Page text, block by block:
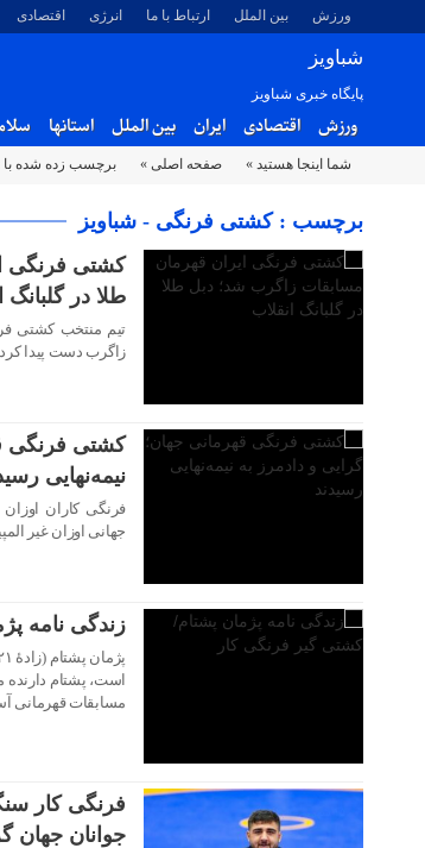
ورزش بین الملل ارتباط با ما انرژی اقتصادی
شباویز
پایگاه خبری شباویز
ورزش اقتصادی ایران بین الملل استانها
شما اینجا هستید » صفحه اصلی » برچسب زده شده
برچسب : کشتی فرنگی - شباویز
کشتی فرنگی
طلا در گلبانگ
زاگرب دست پیدا
کشتی فرنگی
نیمه‌نهایی
جهانی اوزان غیر
زندگی نامه
مسابقات قهرمانی آسیا ۲۰۲۱ و مدال نقره مسابقات قهرمانی آسیا
فرنگی کار
جوانان جهان